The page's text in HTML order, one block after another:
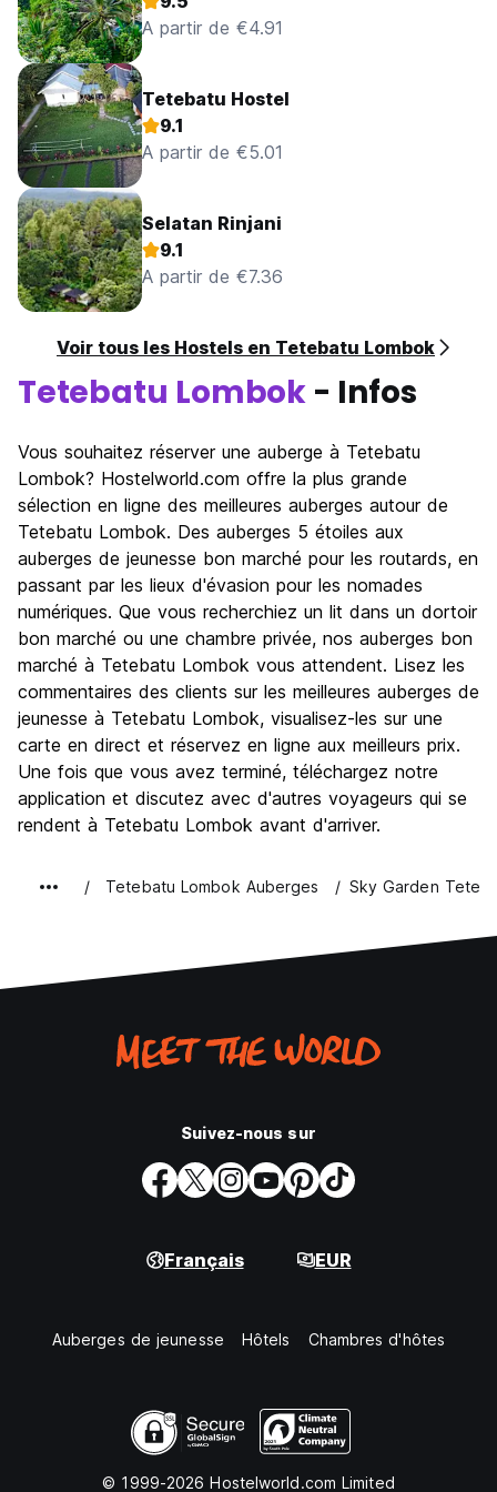
Children of any age are welcome.
Children 11 years and above will be charged as adults at
this property.
Cot and extra bed policies
Cots and extra beds are not available at this property.
No age restriction
There is no age requirement for check-in
Pets
Free!
Pets are allowed. No extra charges
Parties
Parties/events are not allowed
A partir de €4.91
Tetebatu Hostel
9.1
A partir de €5.01
Selatan Rinjani
9.1
A partir de €7.36
Voir tous les Hostels en Tetebatu Lombok
Tetebatu Lombok - Infos
Vous souhaitez réserver une auberge à Tetebatu
Lombok? Hostelworld.com offre la plus grande
sélection en ligne des meilleures auberges autour de
Tetebatu Lombok. Des auberges 5 étoiles aux
auberges de jeunesse bon marché pour les routards, en
passant par les lieux d'évasion pour les nomades
numériques. Que vous recherchiez un lit dans un dortoir
bon marché ou une chambre privée, nos auberges bon
marché à Tetebatu Lombok vous attendent. Lisez les
commentaires des clients sur les meilleures auberges de
jeunesse à Tetebatu Lombok, visualisez-les sur une
carte en direct et réservez en ligne aux meilleurs prix.
Une fois que vous avez terminé, téléchargez notre
application et discutez avec d'autres voyageurs qui se
rendent à Tetebatu Lombok avant d'arriver.
Tetebatu Lombok Auberges Sky Garden
Suivez-nous sur
Français EUR
Auberges de jeunesse Hôtels Chambres d'hôtes
© 1999-2026 Hostelworld.com Limited